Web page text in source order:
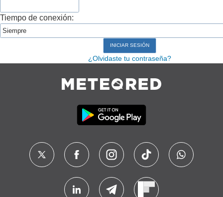
Tiempo de conexión:
¿Olvidaste tu contraseña?